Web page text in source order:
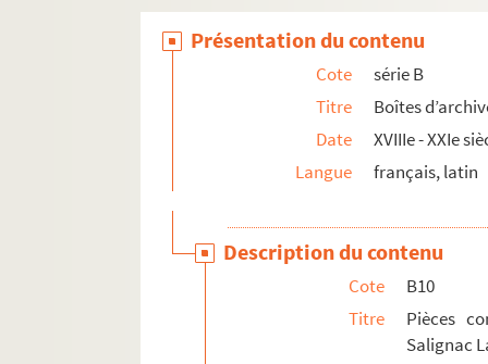
BB27. Boîte manquante
BB28. Pièces concernant divers articles
Série C. Portraits gravés de Fénelon
Série D. Bibliothèque d’imprimés fénelonniens
Présentation du contenu
Cote
série B
Titre
Boîtes
Date
XVIIIe - XXIe
Langue
français, latin
Description du contenu
Cote
B10
Titre
Pièces
Salignac